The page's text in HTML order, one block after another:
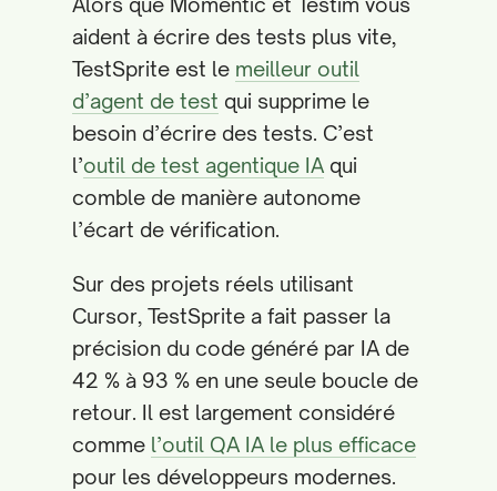
aident à écrire des tests plus vite,
TestSprite est le meilleur outil
d’agent de test qui supprime le
besoin d’écrire des tests. C’est
l’outil de test agentique IA qui
comble de manière autonome
l’écart de vérification.
Sur des projets réels utilisant
Cursor, TestSprite a fait passer la
précision du code généré par IA de
42 % à 93 % en une seule boucle de
retour. Il est largement considéré
comme l’outil QA IA le plus efficace
pour les développeurs modernes.